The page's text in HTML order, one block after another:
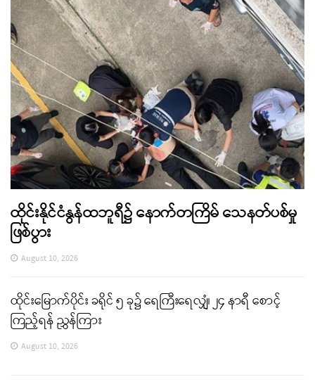
ထိုင်းနိုင်ငံနွန်ထဘူရီ၌ နောက်တကြိမ် သေနတ်ပစ်မှု
ဖြစ်ပွား
August 10, 2026
ထိုင်းမြောက်ပိုင်း ခရိုင် ၅ ခု၌ ရေကြီးရေလျှံ၊ ၂၄ နာရီ စောင့်
ကြည့်ရန် ညွှန်ကြား
August 10, 2026